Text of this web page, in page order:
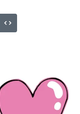
Code